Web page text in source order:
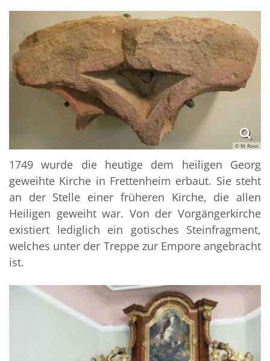
© M. Roos
1749 wurde die heutige dem heiligen Georg
geweihte Kirche in Frettenheim erbaut. Sie steht
an der Stelle einer früheren Kirche, die allen
Heiligen geweiht war. Von der Vorgängerkirche
existiert lediglich ein gotisches Steinfragment,
welches unter der Treppe zur Empore angebracht
ist.